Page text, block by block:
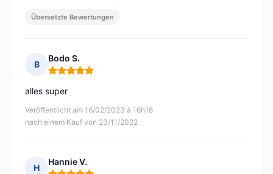
Übersetzte Bewertungen
B
Bodo S.
Hinweis: 5 von 5
Veröffentlicht am 16/02/2023 à 16h18
nach einem Kauf von 23/11/2022
alles super
H
Hannie V.